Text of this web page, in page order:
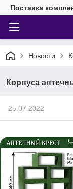
Поставка
Новости
Корпуса
25.07.2022